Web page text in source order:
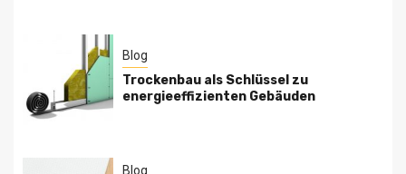
Blog
Trockenbau als Schlüssel zu
energieeffizienten Gebäuden
Blog